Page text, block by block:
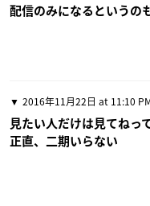
配信のみになるというの
2016年11月22日 at 11:10
見たい人だけは見てねっ
正直、二期いらない